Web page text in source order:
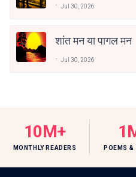
Jul 30, 2026
शांत मन या पागल मन
Jul 30, 2026
10M+
MONTHLY READERS POEMS &